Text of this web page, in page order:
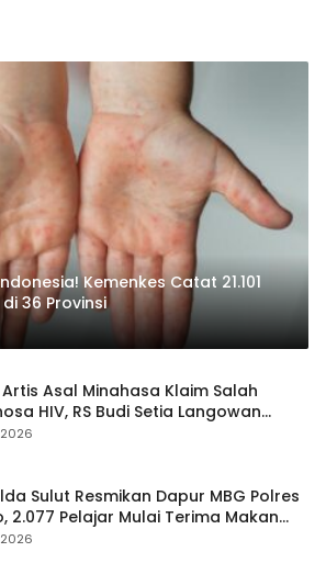
Kemenkes Catat 21.101
36 Provinsi
Asal Minahasa Klaim Salah
HIV, RS Budi Setia Langowan
Publik
2026
Sulut Resmikan Dapur MBG Polres
2.077 Pelajar Mulai Terima Makan
2026